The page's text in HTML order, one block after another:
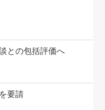
との包括評価へ
要請